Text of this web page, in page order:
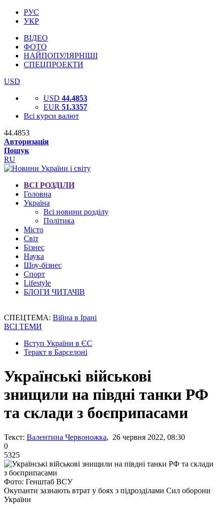
РУС
УКР
ВІДЕО
ФОТО
НАЙПОПУЛЯРНІШІ
СПЕЦПРОЕКТИ
USD
USD 44.4853
EUR 51.3357
Всі курси валют
44.4853
Авторизація
Пошук
RU
ВСІ РОЗДІЛИ
Головна
Україна
Всі новини розділу
Політика
Місто
Світ
Бізнес
Наука
Шоу-бізнес
Спорт
Lifestyle
БЛОГИ ЧИТАЧІВ
СПЕЦТЕМА: Війна в Ірані
ВСІ ТЕМИ
Вступ України в ЄС
Теракт в Барселоні
Українські військові
знищили на півдні танки РФ
та склади з боєприпасами
Текст: Валентина Червоножка, 26 червня 2022, 08:30
0
5325
Фото: Генштаб ВСУ
Окупанти зазнають втрат у боях з підрозділами Сил оборони
України